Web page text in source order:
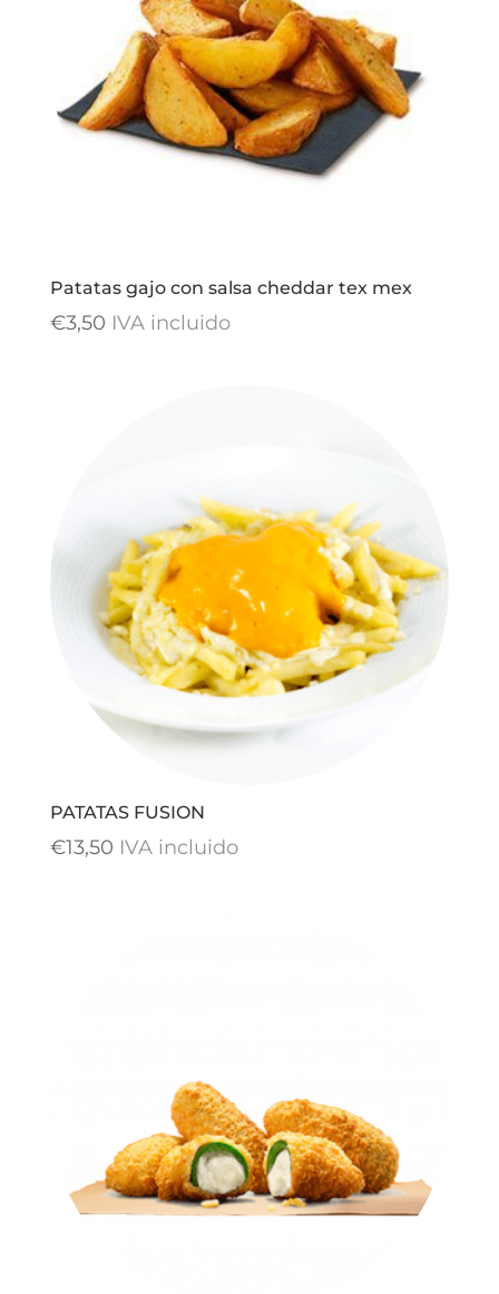
Patatas gajo con salsa cheddar tex mex
€3,50 IVA incluido
PATATAS FUSION
€13,50 IVA incluido